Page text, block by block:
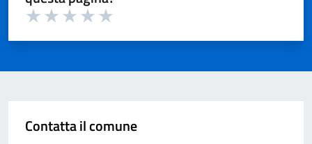
Contatta il comune